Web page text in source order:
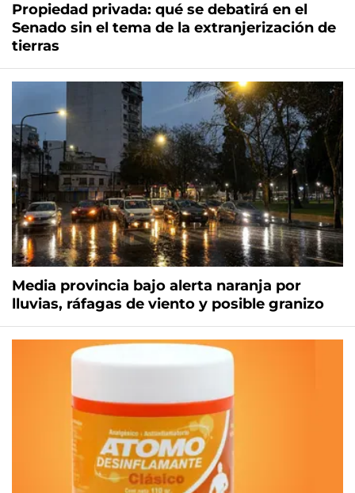
Propiedad privada: qué se debatirá en el
Senado sin el tema de la extranjerización de
tierras
Media provincia bajo alerta naranja por
lluvias, ráfagas de viento y posible granizo